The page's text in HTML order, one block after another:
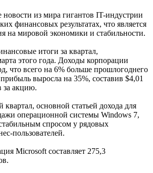
из мира гигантов IT-индустрии
финансовых результатах, что является
на мировой экономики и стабильности.
итоги за квартал,
этого года. Доходы корпорации
что всего на 6% больше прошлогоднего
прибыль выросла на 35%, составив $4,01
за акцию.
основной статьей дохода для
операционной системы Windows 7,
спросом у рядовых
пользователей.
Microsoft составляет 275,3